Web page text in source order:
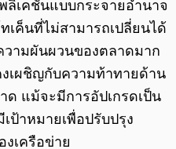
ลิเคชันแบบกระจายอำนาจ
ค็นที่ไม่สามารถเปลี่ยนได้
วามผันผวนของตลาดมาก
งเผชิญกับความท้าทายด้าน
ด แม้จะมีการอัปเกรดเป็น
เป้าหมายเพื่อปรับปรุง
เครือข่าย